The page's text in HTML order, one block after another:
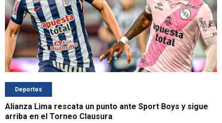
Deportes
Alianza Lima rescata un punto ante Sport Boys y sigue
arriba en el Torneo Clausura